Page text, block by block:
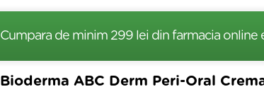
Cumpara de minim 299 lei din farmacia online
Bioderma ABC Derm Peri-Oral